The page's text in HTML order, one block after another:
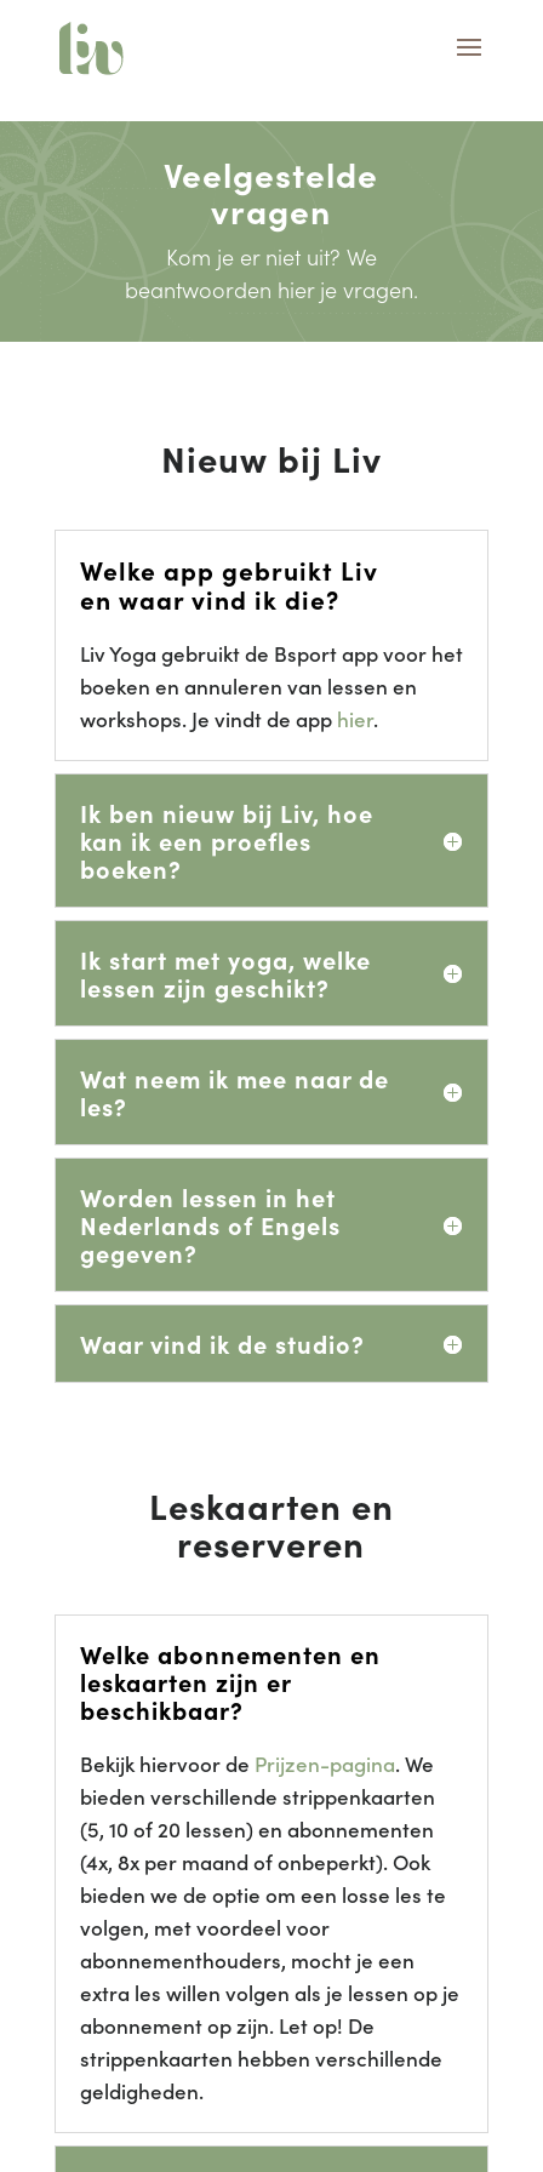
Veelgestelde
vragen
Kom je er niet uit? We
beantwoorden hier je vragen.
Nieuw bij Liv
Welke app gebruikt Liv
en waar vind ik die?
Liv Yoga gebruikt de Bsport app voor het
boeken en annuleren van lessen en
workshops. Je vindt de app hier.
Ik ben nieuw bij Liv, hoe
kan ik een proefles
boeken?
Ik start met yoga, welke
lessen zijn geschikt?
Wat neem ik mee naar de
les?
Worden lessen in het
Nederlands of Engels
gegeven?
Waar vind ik de studio?
Leskaarten en
reserveren
Welke abonnementen en
leskaarten zijn er
beschikbaar?
Bekijk hiervoor de Prijzen-pagina. We
bieden verschillende strippenkaarten
(5, 10 of 20 lessen) en abonnementen
(4x, 8x per maand of onbeperkt). Ook
bieden we de optie om een losse les te
volgen, met voordeel voor
abonnementhouders, mocht je een
extra les willen volgen als je lessen op je
abonnement op zijn. Let op! De
strippenkaarten hebben verschillende
geldigheden.